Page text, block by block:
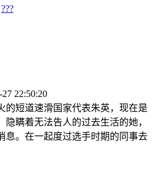
???
22:50:20
的短道速滑国家代表朱英，现在是
隐瞒着无法告人的过去生活的她，
息。在一起度过选手时期的同事去